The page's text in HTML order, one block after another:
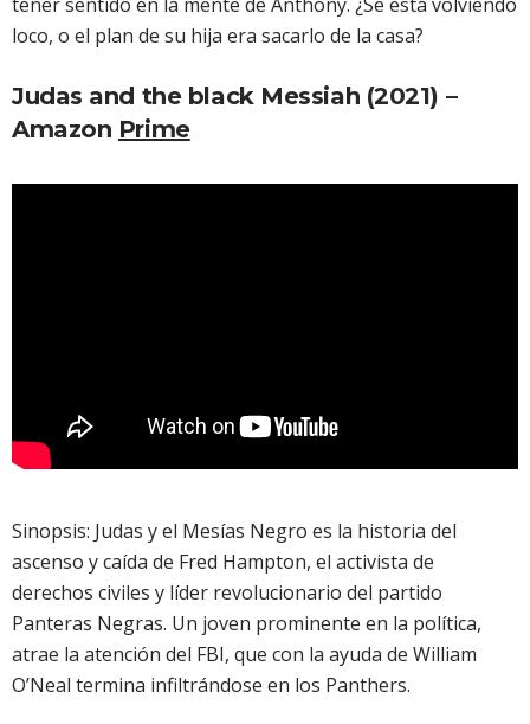
loco, o el plan de su hija era sacarlo de la casa?
Judas and the black Messiah (2021) –
Amazon Prime
Sinopsis: Judas y el Mesías Negro es la historia del
ascenso y caída de Fred Hampton, el activista de
derechos civiles y líder revolucionario del partido
Panteras Negras. Un joven prominente en la política,
atrae la atención del FBI, que con la ayuda de William
O’Neal termina infiltrándose en los Panthers.